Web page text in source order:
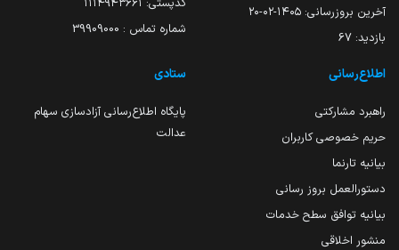
آخرین بروزرسانی: ۱۴۰۵-۰۲-۲۰
بازدید: 67
شماره تماس : 39909000
اطلاع‌رسانی
راهبرد مشارکتی
حریم خصوصی کاربران
بیانیه تارنما
دستورالعمل بروز رسانی
بیانیه توافق سطح خدمات
منشور اخلاقی
ستادی
پایگاه اطلاع‌رسانی آزادسازی سهام
عدالت